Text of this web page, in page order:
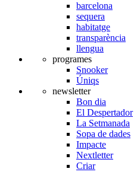
barcelona
sequera
habitatge
transparència
llengua
programes
Snooker
Úniqs
newsletter
Bon dia
El Despertador
La Setmanada
Sopa de dades
Impacte
Nextletter
Criar